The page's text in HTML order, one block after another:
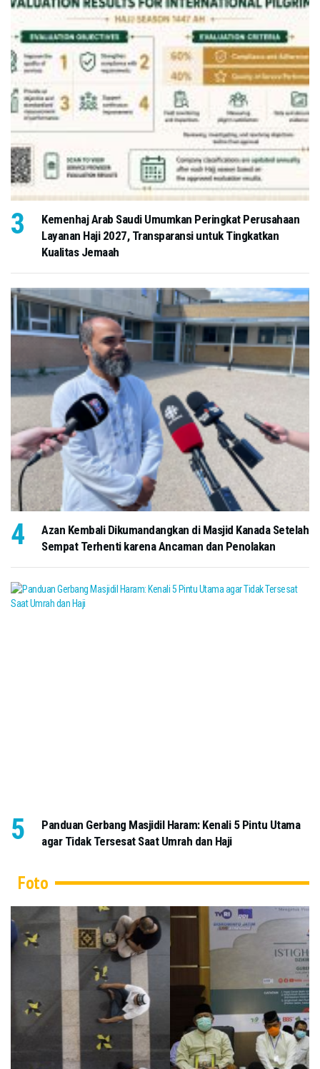
Kemenhaj Arab Saudi Umumkan Peringkat Perusahaan
Layanan Haji 2027, Transparansi untuk Tingkatkan
Kualitas Jemaah
Azan Kembali Dikumandangkan di Masjid Kanada Setelah
Sempat Terhenti karena Ancaman dan Penolakan
Panduan Gerbang Masjidil Haram: Kenali 5 Pintu Utama
agar Tidak Tersesat Saat Umrah dan Haji
Foto